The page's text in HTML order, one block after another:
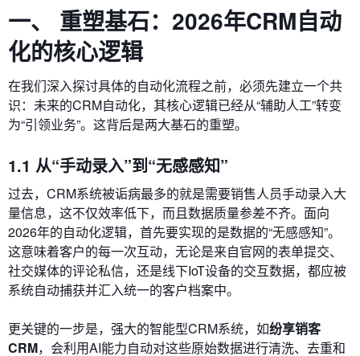
一、 重塑基石：2026年CRM自动
化的核心逻辑
在我们深入探讨具体的自动化流程之前，必须先建立一个共
识：未来的CRM自动化，其核心逻辑已经从“辅助人工”转变
为“引领业务”。这背后是两大基石的重塑。
1.1 从“手动录入”到“无感感知”
过去，CRM系统被诟病最多的就是需要销售人员手动录入大
量信息，这不仅效率低下，而且数据质量参差不齐。面向
2026年的自动化逻辑，首先要实现的是数据的“无感感知”。
这意味着客户的每一次互动，无论是来自官网的表单提交、
社交媒体的评论私信，还是线下IoT设备的交互数据，都应被
系统自动捕获并汇入统一的客户档案中。
更关键的一步是，强大的智能型CRM系统，如纷享销客
CRM，会利用AI能力自动对这些原始数据进行清洗、去重和